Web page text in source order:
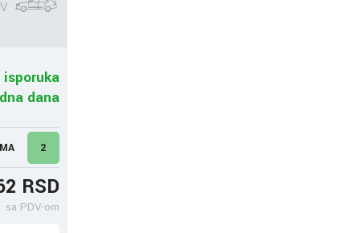
dana
2
RSD
sa PDV-om